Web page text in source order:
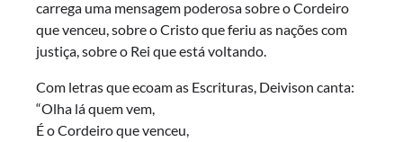
carrega uma mensagem poderosa sobre o Cordeiro
que venceu, sobre o Cristo que feriu as nações com
justiça, sobre o Rei que está voltando.
Com letras que ecoam as Escrituras, Deivison canta:
“Olha lá quem vem,
É o Cordeiro que venceu,